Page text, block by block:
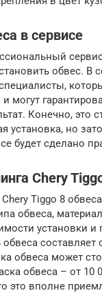
в сервисе
обвес. В
могут
Конечно, это
установка, но
будет сделано
Chery
Tiggo 8
обвеса,
установки и
составляет
обвеса может
обвеса – от 10
это вполне